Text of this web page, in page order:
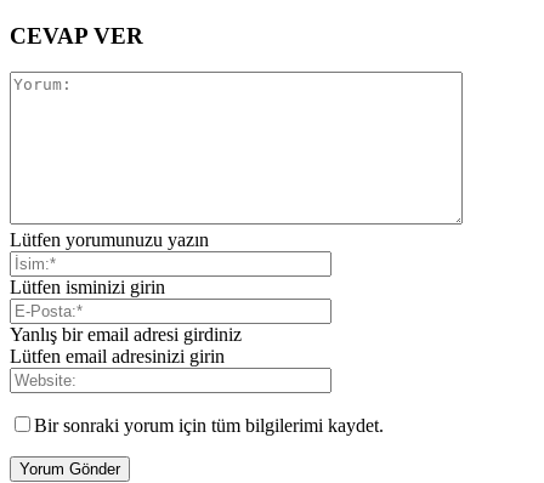
CEVAP VER
Lütfen yorumunuzu yazın
Lütfen isminizi girin
Yanlış bir email adresi girdiniz
Lütfen email adresinizi girin
Bir sonraki yorum için tüm bilgilerimi kaydet.